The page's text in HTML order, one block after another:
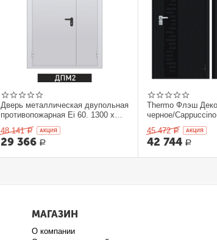
Дверь металлическая двупольная
противопожарная Ei 60. 1300 x
2100 выс.
48 141 Р AКЦИЯ
29 366 Р
Thermo Флэш
черное/
205*86 левое
45 472 Р AКЦИЯ
42 744 Р
МАГАЗИН
О компании